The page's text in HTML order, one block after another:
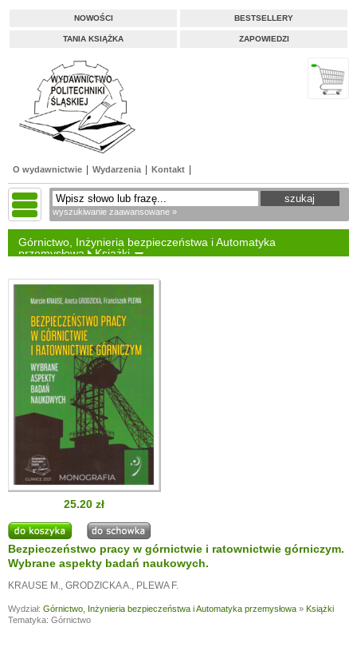
NOWOŚCI BESTSELLERY
TANIA KSIĄŻKA ZAPOWIEDZI
O wydawnictwie Wydarzenia Kontakt
wyszukiwanie zaawansowane »
Górnictwo, Inżynieria bezpieczeństwa i Automatyka
przemysłowa
Książki
25.20 zł
Bezpieczeństwo pracy w górnictwie i ratownictwie górniczym.
Wybrane aspekty badań naukowych.
KRAUSE M., GRODZICKA A., PLEWA F.
Wydział: Górnictwo, Inżynieria bezpieczeństwa i Automatyka przemysłowa » Książki
Tematyka: Górnictwo